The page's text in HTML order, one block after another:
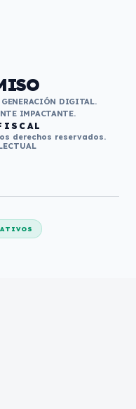
DIGITAL.
IMPACTANTE.
derechos reservados.